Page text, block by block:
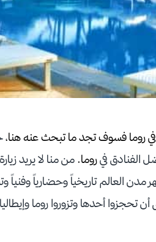
روما فسوف تجد ما تبحث عنه هنا،
روما. من منا لا يريد
مدن العالم تاريخياً وحضارياً
تحجزوا أحدها وتزوروا روما